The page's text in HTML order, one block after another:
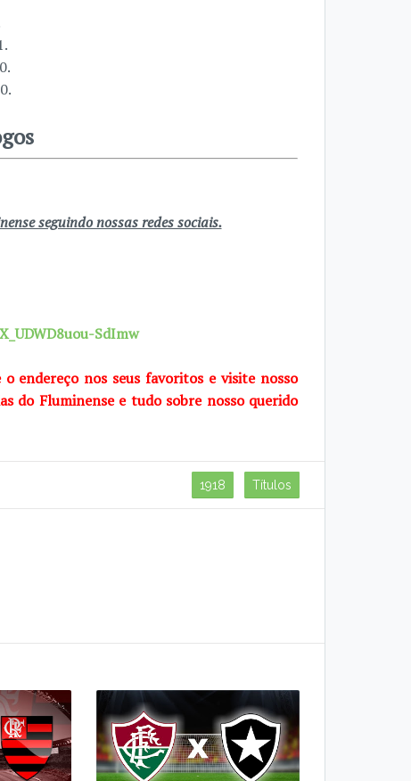
seguindo nossas redes sociais.
SdImw
o endereço nos seus favoritos e visite nosso
do Fluminense e tudo sobre nosso querido
1918 Títulos